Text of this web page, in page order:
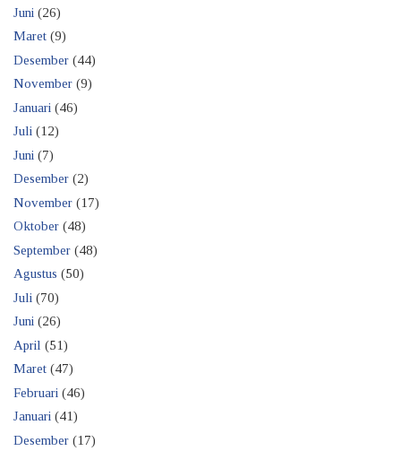
Juni (26)
Maret (9)
Desember (44)
November (9)
Januari (46)
Juli (12)
Juni (7)
Desember (2)
November (17)
Oktober (48)
September (48)
Agustus (50)
Juli (70)
Juni (26)
April (51)
Maret (47)
Februari (46)
Januari (41)
Desember (17)